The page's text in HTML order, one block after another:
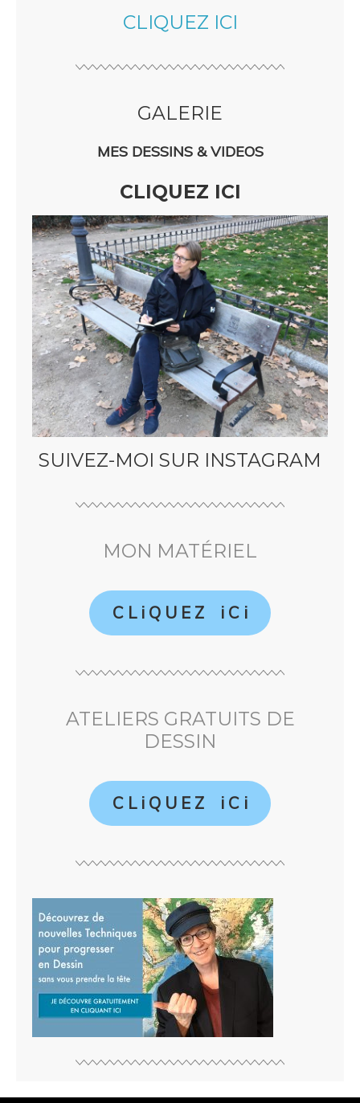
CLIQUEZ ICI
GALERIE
MES DESSINS & VIDEOS
CLIQUEZ ICI
SUIVEZ-MOI SUR INSTAGRAM
MON MATÉRIEL
C L i Q U E Z i C i
ATELIERS GRATUITS DE
DESSIN
C L i Q U E Z i C i